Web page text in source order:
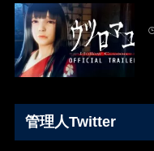
管理人Twitter